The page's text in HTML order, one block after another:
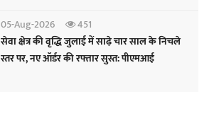
05-Aug-2026
451
सेवा क्षेत्र की वृद्धि जुलाई में साढ़े चार साल के निचले
स्तर पर, नए ऑर्डर की रफ्तार सुस्त: पीएमआई